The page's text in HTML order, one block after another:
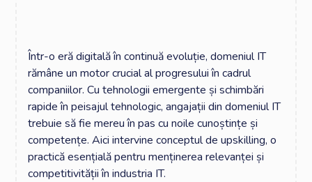
Într-o eră digitală în continuă evoluție, domeniul IT
rămâne un motor crucial al progresului în cadrul
companiilor. Cu tehnologii emergente și schimbări
rapide în peisajul tehnologic, angajații din domeniul IT
trebuie să fie mereu în pas cu noile cunoștințe și
competențe. Aici intervine conceptul de upskilling, o
practică esențială pentru menținerea relevanței și
competitivității în industria IT.